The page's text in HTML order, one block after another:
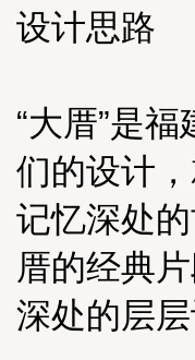
设计思路
“大厝”是
们的设计
记忆深处
厝的经典
深处的层层